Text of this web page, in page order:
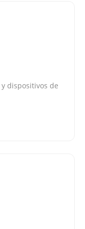
dispositivos de